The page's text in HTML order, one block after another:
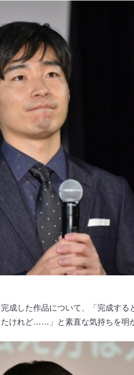
成した作品について、「完成する
けれど……」と素直な気持ちを明